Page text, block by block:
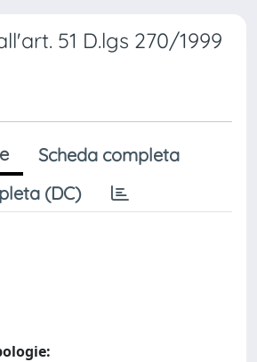
51 D.lgs 270/1999
Scheda completa
(DC)